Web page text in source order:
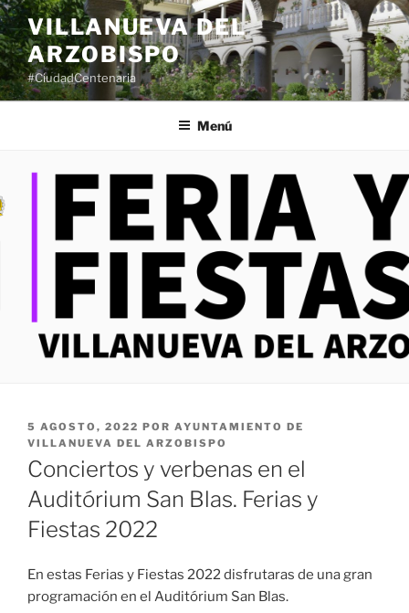
Saltar
al
contenido
VILLANUEVA DEL
ARZOBISPO
#CiudadCentenaria
Menú
PUBLICADO
EL
5 AGOSTO, 2022 POR AYUNTAMIENTO DE
VILLANUEVA DEL ARZOBISPO
Conciertos y verbenas en el
Auditórium San Blas. Ferias y
Fiestas 2022
En estas Ferias y Fiestas 2022 disfrutaras de una gran
programación en el Auditórium San Blas.